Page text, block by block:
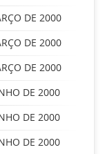
DE 2000
DE 2000
DE 2000
DE 2000
DE 2000
DE 2000